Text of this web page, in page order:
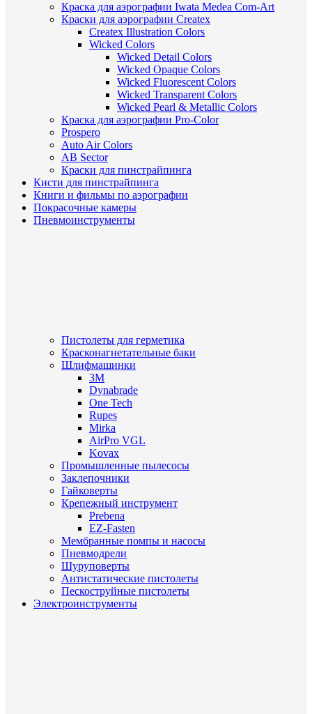
Краска для аэрографии Iwata Medea Com-Art
Краски для аэрографии Createx
Createx Illustration Colors
Wicked Colors
Wicked Detail Colors
Wicked Opaque Colors
Wicked Fluorescent Colors
Wicked Transparent Colors
Wicked Pearl & Metallic Colors
Краска для аэрографии Pro-Color
Prospero
Auto Air Colors
AB Sector
Краски для пинстрайпинга
Кисти для пинстрайпинга
Книги и фильмы по аэрографии
Покрасочные камеры
Пневмоинструменты
Пистолеты для герметика
Красконагнетательные баки
Шлифмашинки
3M
Dynabrade
One Tech
Rupes
Mirka
AirPro VGL
Kovax
Промышленные пылесосы
Заклепочники
Гайковерты
Крепежный инструмент
Prebena
EZ-Fasten
Мембранные помпы и насосы
Пневмодрели
Шуруповерты
Антистатические пистолеты
Пескоструйные пистолеты
Электроинструменты